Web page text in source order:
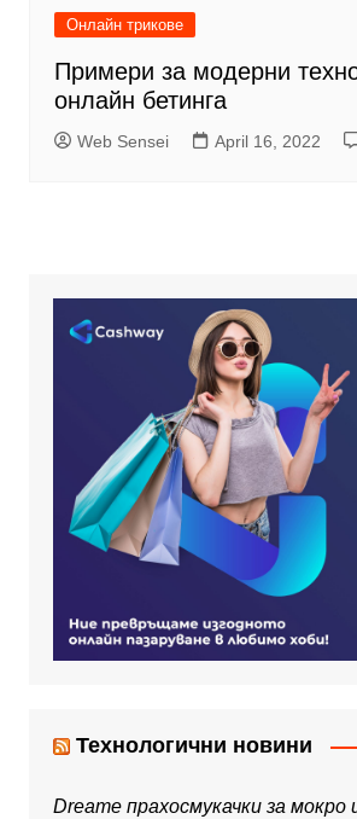
Онлайн трикове
Примери за модерни
онлайн бетинга
Web Sensei April 16, 2022
Технологични новини
Dreame прахосмукачки за мокро